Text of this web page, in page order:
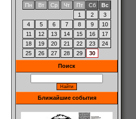
Пн
Вт Ср Чт Пт Сб
Вс
1
2
3
4
5 6 7 8 9
10
11
12 13 14 15 16
17
18
19 20 21 22 23
24
25
26 27 28 29 30
Поиск
Ближайшие события